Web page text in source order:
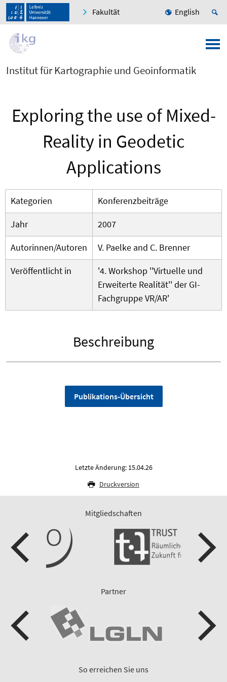
Fakultät English
Institut für Kartographie und Geoinformatik
Exploring the use of Mixed-
Reality in Geodetic
Applications
Kategorien
Konferenzbeiträge
Jahr
2007
Autorinnen/Autoren
V. Paelke and C. Brenner
Veröffentlicht in
'4. Workshop ''Virtuelle und
Erweiterte Realität'' der GI-
Fachgruppe VR/AR'
Beschreibung
Publikations-Übersicht
Letzte Änderung: 15.04.26
Druckversion
Mitgliedschaften
Partner
So erreichen Sie uns